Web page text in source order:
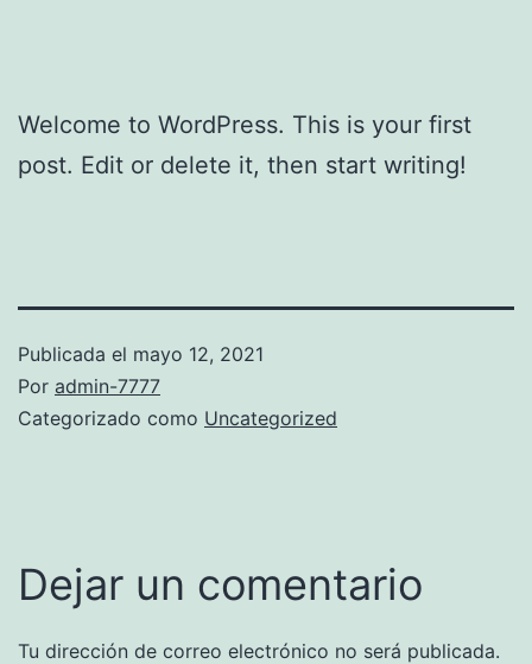
Welcome to WordPress. This is your first
post. Edit or delete it, then start writing!
Publicada el mayo 12, 2021
Por admin-7777
Categorizado como Uncategorized
Dejar un comentario
Tu dirección de correo electrónico no será publicada.